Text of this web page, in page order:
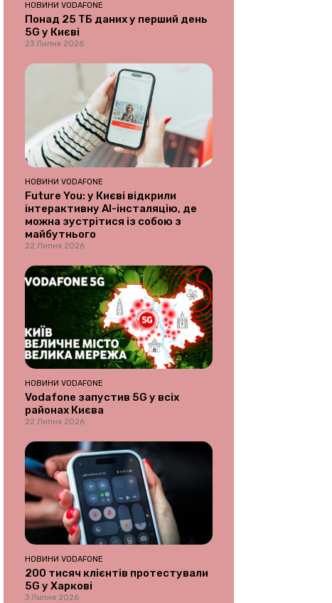
НОВИНИ VODAFONE
Понад 25 ТБ даних у перший день
5G у Києві
23 Липня 2026
НОВИНИ VODAFONE
Future You: у Києві відкрили
інтерактивну AI-інсталяцію, де
можна зустрітися із собою з
майбутнього
22 Липня 2026
НОВИНИ VODAFONE
Vodafone запустив 5G у всіх
районах Києва
22 Липня 2026
НОВИНИ VODAFONE
200 тисяч клієнтів протестували
5G у Харкові
3 Липня 2026